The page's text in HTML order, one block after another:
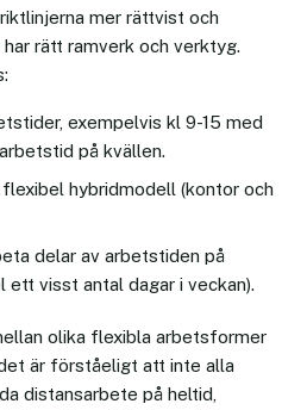
mer rättvist och
rätt ramverk och verktyg.
exempelvis kl 9-15 med
på kvällen.
hybridmodell (kontor och
delar av arbetstiden på
visst antal dagar i veckan).
olika flexibla arbetsformer
är förståeligt att inte alla
distansarbete på heltid,